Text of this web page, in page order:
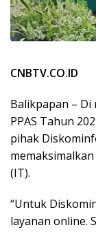
CNBTV.CO.ID
Balikpapan – Di
PPAS Tahun
pihak
(IT).
“Untuk
layanan online.